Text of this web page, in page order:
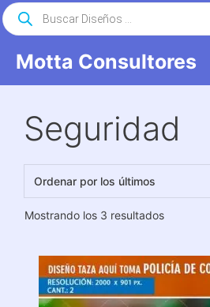
Saltar
al
Motta Consultores
Búsqueda
de
productos
Seguridad
Mostrando los 3 resultadosOrdenado
últimos